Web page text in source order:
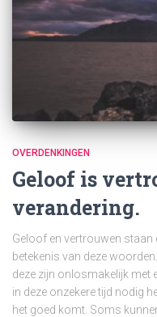
OVERDENKINGEN
Geloof is
verandering.
Geloof en vertrouwen staan
betekenis van deze
deze zijn onlosmakelijk met
in deze onzekere tijd nodig
het goed komt. Soms